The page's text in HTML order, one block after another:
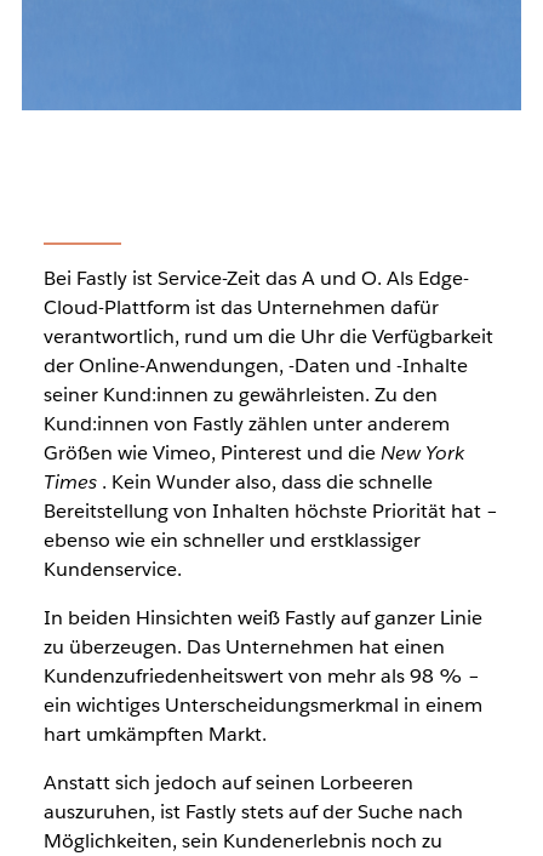
Bei Fastly ist Service-Zeit das A und O. Als Edge-
Cloud-Plattform ist das Unternehmen dafür
verantwortlich, rund um die Uhr die Verfügbarkeit
der Online-Anwendungen, -Daten und -Inhalte
seiner Kund:innen zu gewährleisten. Zu den
Kund:innen von Fastly zählen unter anderem
Größen wie Vimeo, Pinterest und dieNew York
Times . Kein Wunder also, dass die schnelle
Bereitstellung von Inhalten höchste Priorität hat –
ebenso wie ein schneller und erstklassiger
Kundenservice.
In beiden Hinsichten weiß Fastly auf ganzer Linie
zu überzeugen. Das Unternehmen hat einen
Kundenzufriedenheitswert von mehr als 98 % –
ein wichtiges Unterscheidungsmerkmal in einem
hart umkämpften Markt.
Anstatt sich jedoch auf seinen Lorbeeren
auszuruhen, ist Fastly stets auf der Suche nach
Möglichkeiten, sein Kundenerlebnis noch zu